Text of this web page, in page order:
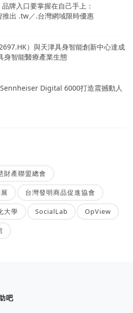
牌入口要掌握在自己手上：
出 .tw／.台灣網域限時優惠
）與天津具身智能創新中心達成
身智能醫療產業生態
Digital 6000打造震撼動人
財產聯盟總會
台灣發明商品促進協會
大學 SocialLab OpView
吧